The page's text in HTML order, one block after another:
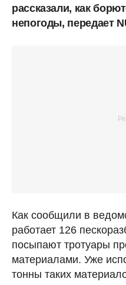
рассказали, как
непогоды, передает
Как сообщили в
работает 126
посыпают тротуары
материалами. Уже
тонны таких